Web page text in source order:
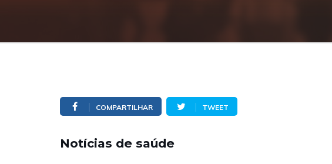
COMPARTILHAR TWEET
Notícias de saúde